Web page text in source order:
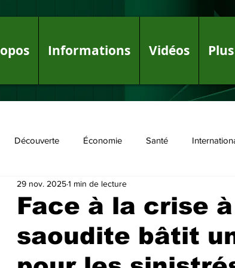
Informations Vidéos Plus
Découverte Économie Santé
News sur le Royaume Politique
Face à la crise
saoudite bâtit
29 nov. 20251 min de lecture